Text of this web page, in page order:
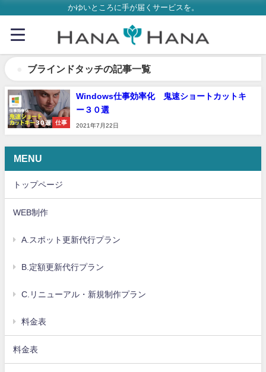
かゆいところに手が届くサービスを。
ブラインドタッチの記事一覧
仕事
Windows仕事効率化 鬼速ショートカットキ
ー３０選
2021年7月22日
MENU
トップページ
WEB制作
A.スポット更新代行プラン
B.定額更新代行プラン
C.リニューアル・新規制作プラン
料金表
料金表